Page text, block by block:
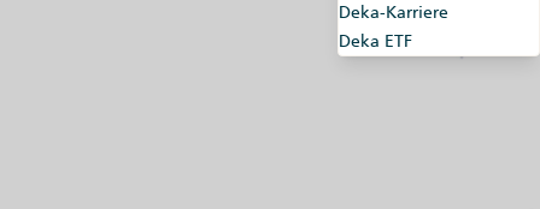
Deka-Karriere
Deka ETF